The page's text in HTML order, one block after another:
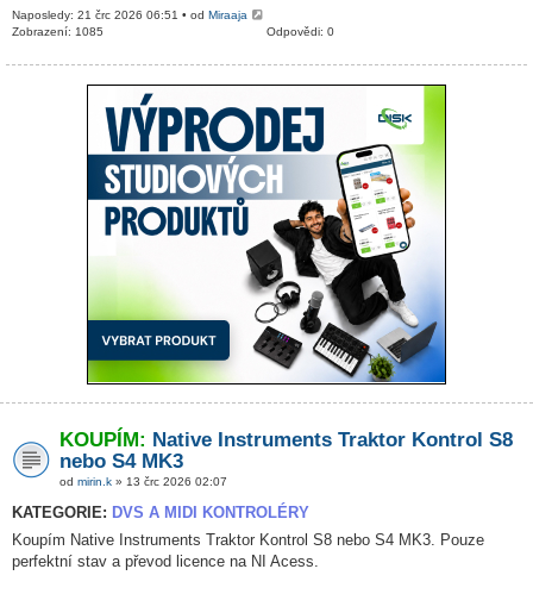
Naposledy: 21 črc 2026 06:51 • od Miraaja
Odpovědi: 0
Zobrazení: 1085
KOUPÍM: Native Instruments Traktor Kontrol S8
nebo S4 MK3
od mirin.k » 13 črc 2026 02:07
KATEGORIE: DVS A MIDI KONTROLÉRY
Koupím Native Instruments Traktor Kontrol S8 nebo S4 MK3. Pouze
perfektní stav a převod licence na NI Acess.